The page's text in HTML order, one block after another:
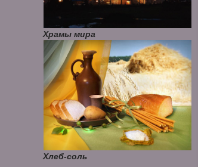
Храмы мира
Хлеб-соль